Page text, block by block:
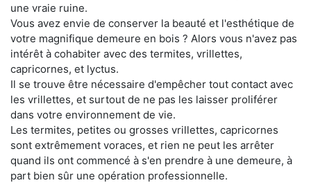
une vraie ruine.
Vous avez envie de conserver la beauté et l'esthétique de
votre magnifique demeure en bois ? Alors vous n'avez pas
intérêt à cohabiter avec des termites, vrillettes,
capricornes, et lyctus.
Il se trouve être nécessaire d'empêcher tout contact avec
les vrillettes, et surtout de ne pas les laisser proliférer
dans votre environnement de vie.
Les termites, petites ou grosses vrillettes, capricornes
sont extrêmement voraces, et rien ne peut les arrêter
quand ils ont commencé à s'en prendre à une demeure, à
part bien sûr une opération professionnelle.